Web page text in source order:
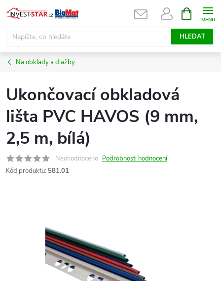
Přejít
na
obsah
HLEDAT
NÁKUPNÍ
KOŠÍK
Na obklady a dlažby
Ukončovací obkladová
lišta PVC HAVOS (9 mm,
2,5 m, bílá)
Neohodnoceno Podrobnosti hodnocení
Kód produktu: 581.01